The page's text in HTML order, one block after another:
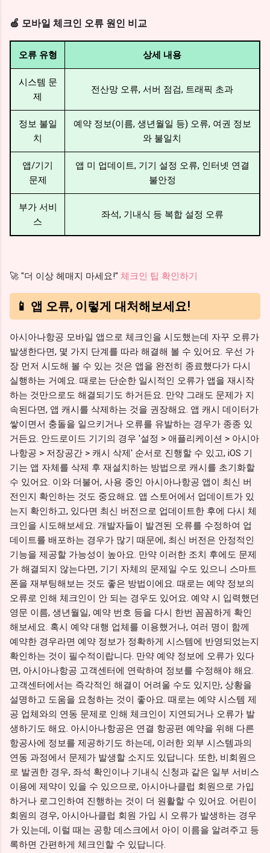
🍏 모바일 체크인 오류 원인 비교
오류 유형 상세 내용
시스템 문
제
전산망 오류, 서버 점검, 트래픽 초과
정보 불일
치
예약 정보(이름, 생년월일 등) 오류, 여권 정보
와 불일치
앱/기기
문제
앱 미 업데이트, 기기 설정 오류, 인터넷 연결
불안정
부가 서비
스
좌석, 기내식 등 복합 설정 오류
🚀 "더 이상 헤매지 마세요!" 체크인 팁 확인하기
📱 앱 오류, 이렇게 대처해보세요!
아시아나항공 모바일 앱으로 체크인을 시도했는데 자꾸 오류가
발생한다면, 몇 가지 단계를 따라 해결해 볼 수 있어요. 우선 가
장 먼저 시도해 볼 수 있는 것은 앱을 완전히 종료했다가 다시
실행하는 거예요. 때로는 단순한 일시적인 오류가 앱을 재시작
하는 것만으로도 해결되기도 하거든요. 만약 그래도 문제가 지
속된다면, 앱 캐시를 삭제하는 것을 권장해요. 앱 캐시 데이터가
쌓이면서 충돌을 일으키거나 오류를 유발하는 경우가 종종 있
거든요. 안드로이드 기기의 경우 '설정 > 애플리케이션 > 아시아
나항공 > 저장공간 > 캐시 삭제' 순서로 진행할 수 있고, iOS 기
기는 앱 자체를 삭제 후 재설치하는 방법으로 캐시를 초기화할
수 있어요. 이와 더불어, 사용 중인 아시아나항공 앱이 최신 버
전인지 확인하는 것도 중요해요. 앱 스토어에서 업데이트가 있
는지 확인하고, 있다면 최신 버전으로 업데이트한 후에 다시 체
크인을 시도해보세요. 개발자들이 발견된 오류를 수정하여 업
데이트를 배포하는 경우가 많기 때문에, 최신 버전은 안정적인
기능을 제공할 가능성이 높아요. 만약 이러한 조치 후에도 문제
가 해결되지 않는다면, 기기 자체의 문제일 수도 있으니 스마트
폰을 재부팅해보는 것도 좋은 방법이에요. 때로는 예약 정보의
오류로 인해 체크인이 안 되는 경우도 있어요. 예약 시 입력했던
영문 이름, 생년월일, 예약 번호 등을 다시 한번 꼼꼼하게 확인
해보세요. 혹시 예약 대행 업체를 이용했거나, 여러 명이 함께
예약한 경우라면 예약 정보가 정확하게 시스템에 반영되었는지
확인하는 것이 필수적이랍니다. 만약 예약 정보에 오류가 있다
면, 아시아나항공 고객센터에 연락하여 정보를 수정해야 해요.
고객센터에서는 즉각적인 해결이 어려울 수도 있지만, 상황을
설명하고 도움을 요청하는 것이 좋아요. 때로는 예약 시스템 제
공 업체와의 연동 문제로 인해 체크인이 지연되거나 오류가 발
생하기도 해요. 아시아나항공은 연결 항공편 예약을 위해 다른
항공사에 정보를 제공하기도 하는데, 이러한 외부 시스템과의
연동 과정에서 문제가 발생할 소지도 있답니다. 또한, 비회원으
로 발권한 경우, 좌석 확인이나 기내식 신청과 같은 일부 서비스
이용에 제약이 있을 수 있으므로, 아시아나클럽 회원으로 가입
하거나 로그인하여 진행하는 것이 더 원활할 수 있어요. 어린이
회원의 경우, 아시아나클럽 회원 가입 시 오류가 발생하는 경우
가 있는데, 이럴 때는 공항 데스크에서 아이 이름을 알려주고 등
록하면 간편하게 체크인할 수 있답니다.